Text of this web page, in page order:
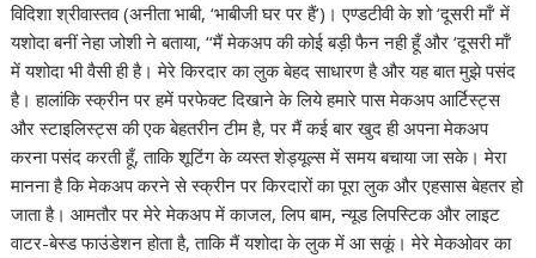
विदिशा श्रीवास्तव (अनीता भाबी, ‘भाबीजी घर पर हैं’)। एण्डटीवी के शो ‘दूसरी माँ‘ में
यशोदा बनीं नेहा जोशी ने बताया, ‘‘मैं मेकअप की कोई बड़ी फैन नही हूँ और ‘दूसरी माँ’
में यशोदा भी वैसी ही है। मेरे किरदार का लुक बेहद साधारण है और यह बात मुझे पसंद
है। हालांकि स्क्रीन पर हमें परफेक्ट दिखाने के लिये हमारे पास मेकअप आर्टिस्ट्स
और स्टाइलिस्ट्स की एक बेहतरीन टीम है, पर मैं कई बार खुद ही अपना मेकअप
करना पसंद करती हूँ, ताकि शूटिंग के व्यस्त शेड्यूल्स में समय बचाया जा सके। मेरा
मानना है कि मेकअप करने से स्क्रीन पर किरदारों का पूरा लुक और एहसास बेहतर हो
जाता है। आमतौर पर मेरे मेकअप में काजल, लिप बाम, न्यूड लिपस्टिक और लाइट
वाटर-बेस्ड फाउंडेशन होता है, ताकि मैं यशोदा के लुक में आ सकूं। मेरे मेकओवर का